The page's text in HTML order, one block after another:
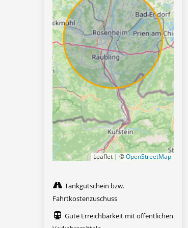
Leaflet | ©OpenStreetMap
Tankgutschein bzw.
Fahrtkostenzuschuss
Gute Erreichbarkeit mit öffentlichen